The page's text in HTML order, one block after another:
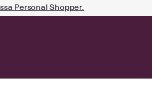
Personal Shopper.